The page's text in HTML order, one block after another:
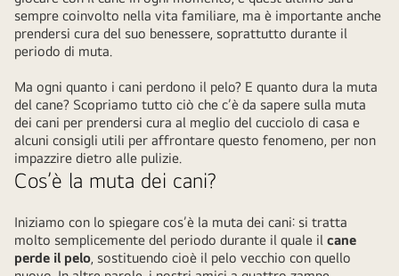
sempre coinvolto nella vita familiare, ma è importante anche
prendersi cura del suo benessere, soprattutto durante il
periodo di muta.
Ma ogni quanto i cani perdono il pelo? E quanto dura la muta
del cane? Scopriamo tutto ciò che c’è da sapere sulla muta
dei cani per prendersi cura al meglio del cucciolo di casa e
alcuni consigli utili per affrontare questo fenomeno, per non
impazzire dietro alle pulizie.
Cos’è la muta dei cani?
Iniziamo con lo spiegare cos’è la muta dei cani: si tratta
molto semplicemente del periodo durante il quale il cane
perde il pelo, sostituendo cioè il pelo vecchio con quello